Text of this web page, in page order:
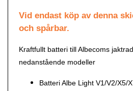
Vid endast köp av denna
och spårbar.
Kraftfullt batteri till Albecoms
nedanstående modeller
Batteri Albe Light V1/V2/X5/